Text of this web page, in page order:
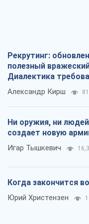
Рекрутинг:
полезный
Диалектика
Александр Кирш
Ни оружия, ни
создает новую
Игар Тышкевич
Когда закончится
Юрий Христензен